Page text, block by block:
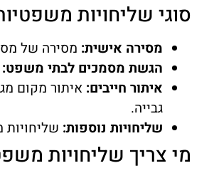
סוגי שליחויות
מסירה אישית: מסירה של
הגשת מסמכים לבתי משפט:
איתור חייבים: איתור מקום
גבייה.
שליחויות נוספות:
מי צריך שליחויות